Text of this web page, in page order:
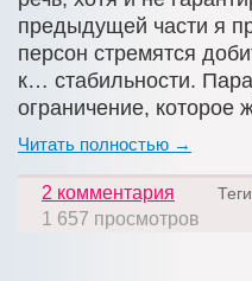
предыдущей части я
персон стремятся
к… стабильности.
ограничение, которое
Читать полностью →
2 комментария
1 657 просмотров